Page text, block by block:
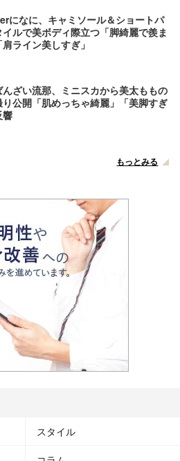
になに、キャミソール＆ショートパ
イルで美ボディ際立つ「脚綺麗で羨ま
ライン美しすぎ」
んざい流那、ミニスカから美太ももの
り公開「肌めっちゃ綺麗」「美脚すぎ
響
もっとみる
スタイル